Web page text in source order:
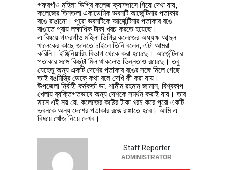
গফরগাঁও মহিলা ডিগ্রি কলেজ ক্যাম্পাসে গিয়ে দেখা যায়,
কলেজের তিনতলা একাডেমিক ভবনটি আর্জেন্টিনার পতাকার
রঙে রাঙানো। পুরো ভবনটিকে আর্জেন্টিনার পতাকার রঙে
রাঙাতে প্রায় লক্ষাধিক টাকা খরচ করতে হয়েছে।
এ বিষয়ে গফরগাঁও মহিলা ডিগ্রি কলেজের অধ্যক্ষ আব্দুল
খালেকের কাছে জানতে চাইলে তিনি বলেন, এটা আমরা
করিনি। ইঞ্জিনিয়ারিং বিভাগ থেকে করা হয়েছে। আর্জেন্টিনার
পতাকার সঙ্গে কিছুটা মিল থাকলেও ভিন্নতাও রয়েছে। তবু
যেহেতু অন্য একটি দেশের পতাকার রঙের সঙ্গে মিলে গেছে
তাই রঙমিস্ত্রি ডেকে কথা বলে দেখি কী করা যায়।
উপজেলা নির্বাহী কর্মকর্তা ডা. শামীম রহমান জানান, বিশ্বকাপ
খেলায় ব্যক্তিগতভাবে অন্য দেশকে সমর্থন করাই যায়। তার
মানে এই নয় যে, কলেজের কষ্টের টাকা খরচ করে পুরো একটি
ভবনকে অন্য দেশের পতাকার রঙে রাঙাতে হবে। আমি এ
বিষয়ে খোঁজ নিয়ে দেখব।
Staff Reporter
ADMINISTRATOR